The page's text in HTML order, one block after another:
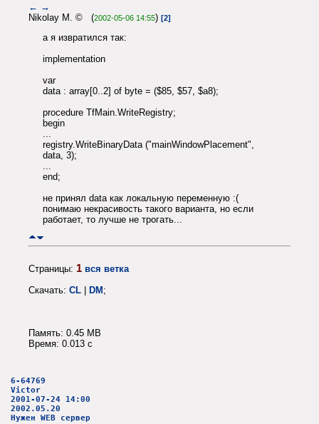
← →
Nikolay M. © (2002-05-06 14:55) [2]
а я извратился так:
implementation
var
data : array[0..2] of byte = ($85, $57, $a8);
procedure TfMain.WriteRegistry;
begin
...
registry.WriteBinaryData ("mainWindowPlacement",
data, 3);
...
end;
не принял data как локальную переменную :(
понимаю некрасивость такого варианта, но если
работает, то лучше не трогать...
Страницы: 1 вся ветка
Скачать: CL | DM;
Память: 0.45 MB
Время: 0.013 c
6-64769
Victor
2001-07-24 14:00
2002.05.20
Нужен WEB сервер